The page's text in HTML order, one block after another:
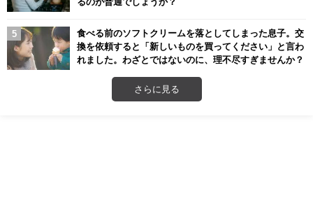
食べる前のソフトクリームを落としてしまった息子。交
換を依頼すると「新しいものを買ってください」と言わ
れました。わざとではないのに、理不尽すぎませんか？
さらに見る